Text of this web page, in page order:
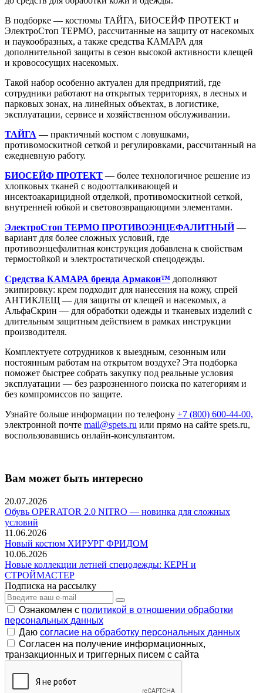
В подборке — костюмы ТАЙГА, БИОСЕЙФ ПРОТЕКТ и
ЭлектроСтоп ТЕРМО, рассчитанные на защиту от насекомых
и паукообразных, а также средства КАМАРА для
дополнительной защиты в сезон высокой активности клещей
и кровососущих насекомых.
Такой набор особенно актуален для предприятий, где
сотрудники работают на открытых территориях, в лесных и
парковых зонах, на линейных объектах, в логистике,
эксплуатации, сервисе и хозяйственном обслуживании.
ТАЙГА — практичный костюм с ловушками,
противомоскитной сеткой и регулировками, рассчитанный на
ежедневную работу.
БИОСЕЙФ ПРОТЕКТ — более технологичное решение из
хлопковых тканей с водоотталкивающей и
инсектоакарицидной отделкой, противомоскитной сеткой,
внутренней юбкой и световозвращающими элементами.
ЭлектроСтоп ТЕРМО ПРОТИВОЭНЦЕФАЛИТНЫЙ—
вариант для более сложных условий, где
противоэнцефалитная конструкция добавлена к свойствам
термостойкой и электростатической спецодежды.
Средства КАМАРА бренда Армакон™ дополняют
экипировку: крем подходит для нанесения на кожу, спрей
АНТИКЛЕЩ — для защиты от клещей и насекомых, а
АльфаСкрин — для обработки одежды и тканевых изделий с
длительным защитным действием в рамках инструкции
производителя.
Комплектуете сотрудников к выездным, сезонным или
постоянным работам на открытом воздухе? Эта подборка
поможет быстрее собрать закупку под реальные условия
эксплуатации — без разрозненного поиска по категориям и
без компромиссов по защите.
Узнайте больше информации по телефону +7 (800) 600-44-00,
электронной почте mail@spets.ru или прямо на сайте spets.ru,
воспользовавшись онлайн-консультантом.
Вам может быть интересно
20.07.2026
Обувь OPERATOR 2.0 NITRO — новинка для сложных
условий
11.06.2026
Новый костюм ХИРУРГ ФРИДОМ
10.06.2026
Новые коллекции летней спецодежды: КЕРН и
СТРОЙМАСТЕР
Подписка на рассылку
Ознакомлен с политикой в отношении обработки
персональных данных
Даю согласие на обработку персональных данных
Согласен на получение информационных,
транзакционных и триггерных писем с сайта